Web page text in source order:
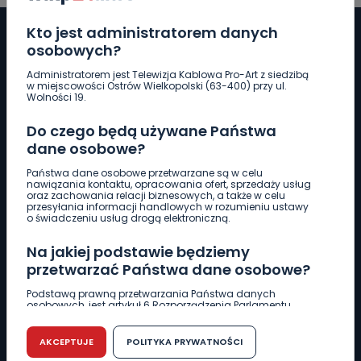
Kto jest administratorem danych
osobowych?
Administratorem jest Telewizja Kablowa Pro-Art z siedzibą
w miejscowości Ostrów Wielkopolski (63-400) przy ul.
Wolności 19.
Do czego będą używane Państwa
dane osobowe?
Państwa dane osobowe przetwarzane są w celu
nawiązania kontaktu, opracowania ofert, sprzedaży usług
oraz zachowania relacji biznesowych, a także w celu
przesyłania informacji handlowych w rozumieniu ustawy
o świadczeniu usług drogą elektroniczną.
Na jakiej podstawie będziemy
przetwarzać Państwa dane osobowe?
Podstawą prawną przetwarzania Państwa danych
osobowych, jest artykuł 6 Rozporządzenia Parlamentu
r. w sprawie ochrony osób fizycznych w związku z
przetwarzaniem danych osobowych w sprawie
swobodnego przepływu takich danych oraz uchylenia
AKCEPTUJE POLITYKA PRYWATNOŚCI
Pobierz logotyp
LINIA INTERWENCYJNA
661 997 997
REDAKCJA
62 735 22 22redakcja@wlkp24.info
DZIAŁ REKLAMY
62 735 01 85 reklama@wlkp24.info
WIADOMOŚCI